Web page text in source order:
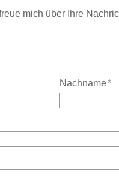
mich über Ihre
Nachname*